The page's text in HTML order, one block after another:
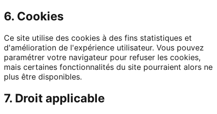
6. Cookies
Ce site utilise des cookies à des fins statistiques et
d'amélioration de l'expérience utilisateur. Vous pouvez
paramétrer votre navigateur pour refuser les cookies,
mais certaines fonctionnalités du site pourraient alors ne
plus être disponibles.
7. Droit applicable